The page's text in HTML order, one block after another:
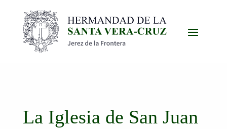
La Iglesia de San Juan